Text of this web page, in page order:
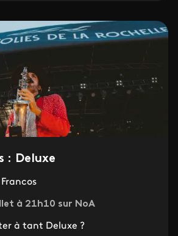
: Deluxe
à 21h10 sur NoA
à tant Deluxe ?